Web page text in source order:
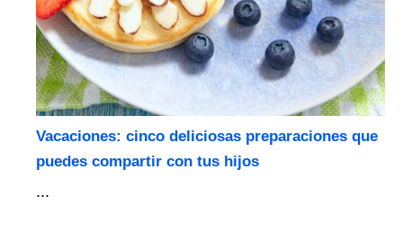
Vacaciones: cinco deliciosas preparaciones que
puedes compartir con tus hijos
...